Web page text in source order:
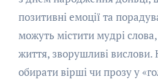
позитивні емоції та
можуть містити мудрі
життя, зворушливі вислови.
обирати вірші чи прозу у